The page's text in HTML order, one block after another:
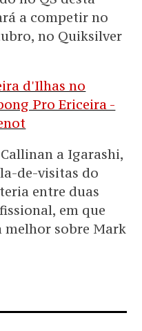
a competir no
no Quiksilver
a Igarashi,
de-visitas do
entre duas
em que
melhor sobre Mark